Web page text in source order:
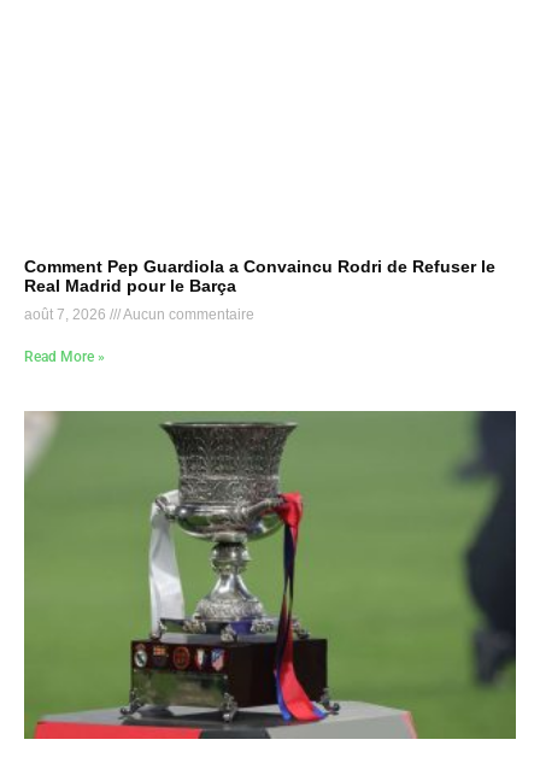
Comment Pep Guardiola a Convaincu Rodri de Refuser le
Real Madrid pour le Barça
août 7, 2026 Aucun commentaire
Read More »